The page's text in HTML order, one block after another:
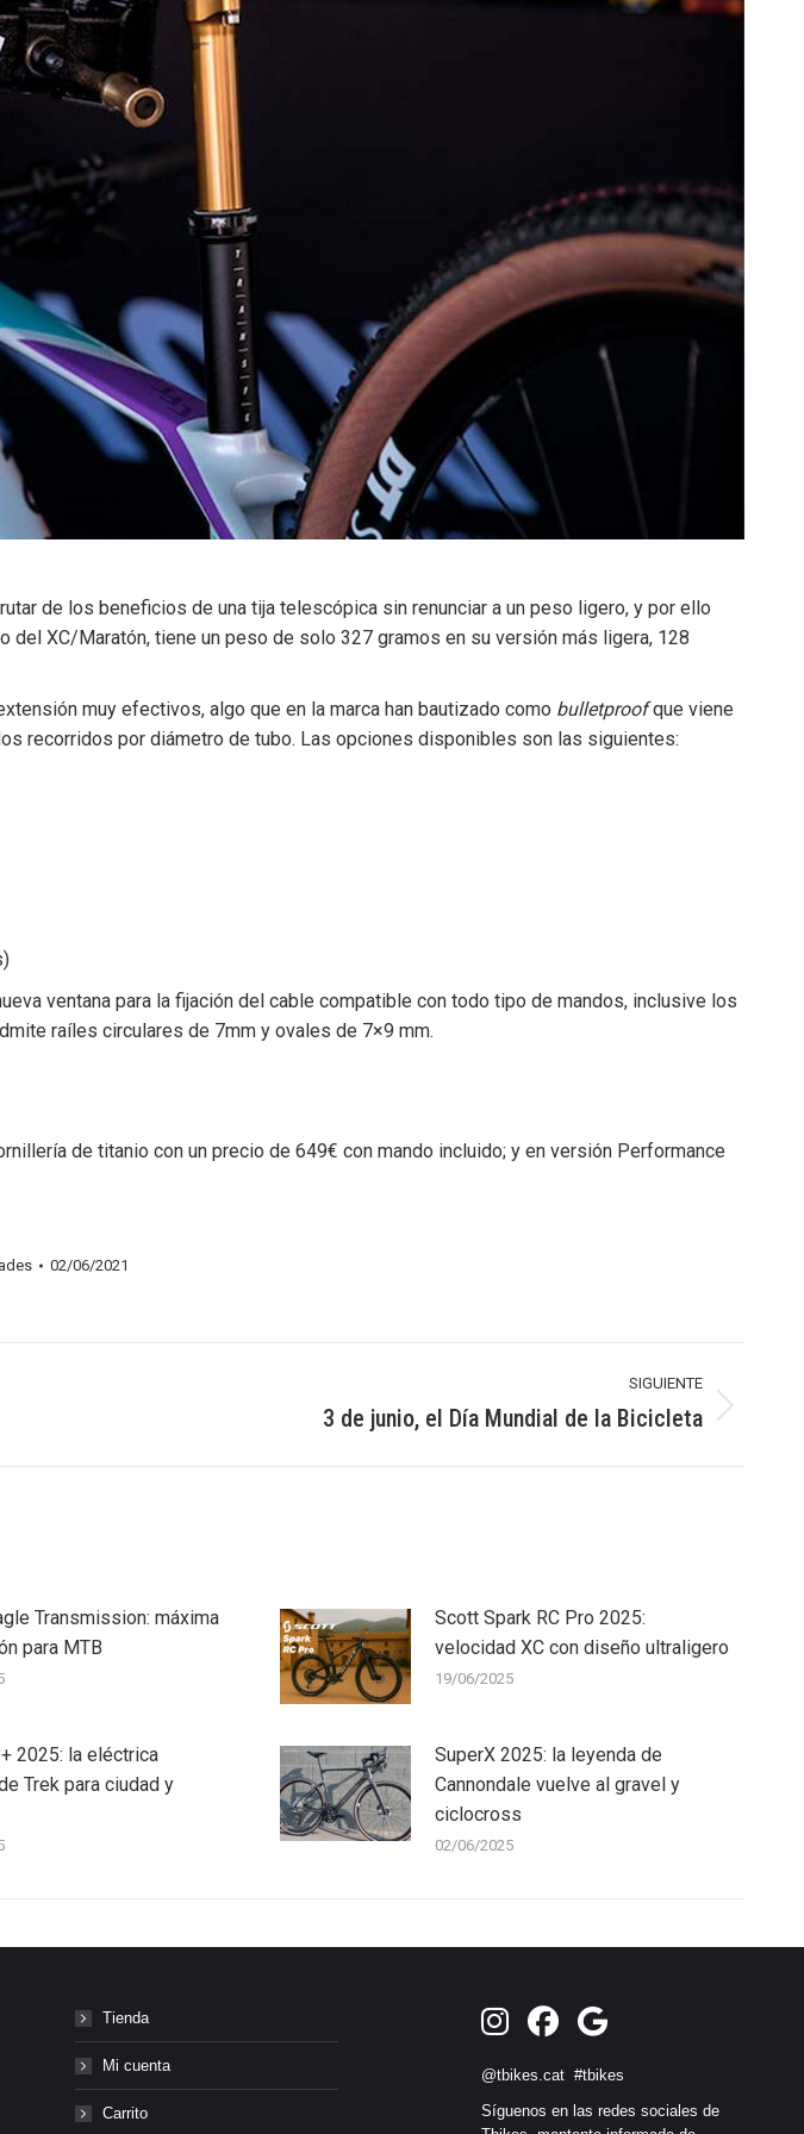
de los beneficios de una tija telescópica sin renunciar a un peso ligero, y por ello
XC/Maratón, tiene un peso de solo 327 gramos en su versión más ligera, 128
muy efectivos, algo que en la marca han bautizado como bulletproofque viene
recorridos por diámetro de tubo. Las opciones disponibles son las siguientes:
ventana para la fijación del cable compatible con todo tipo de mandos, inclusive los
raíles circulares de 7mm y ovales de 7×9 mm.
de titanio con un precio de 649€ con mando incluido; y en versión Performance
02/06/2021
SIGUIENTE
3 de junio, el Día Mundial de la Bicicleta
Transmission: máxima
para MTB
Scott Spark RC Pro 2025:
velocidad XC con diseño ultraligero
19/06/2025
2025: la eléctrica
Trek para ciudad y
SuperX 2025: la leyenda de
Cannondale vuelve al gravel y
ciclocross
02/06/2025
Tienda
Mi cuenta
Carrito
@tbikes.cat #tbikes
Síguenos en las redes sociales de